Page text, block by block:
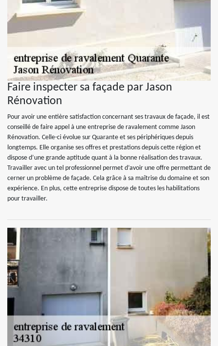
Faire inspecter sa façade par Jason
Rénovation
Pour avoir une entière satisfaction concernant ses travaux de façade, il est
conseillé de faire appel à une entreprise de ravalement comme Jason
Rénovation. Celle-ci évolue sur Quarante et ses périphériques depuis
longtemps. Elle organise ses offres et prestations depuis cette région et
dispose d’une grande aptitude quant à la bonne réalisation des travaux.
Travailler avec un tel professionnel permet d’avoir une offre permettant de
cerner un problème de façade. Cela grâce à sa maîtrise du domaine et son
expérience. En plus, cette entreprise dispose de toutes les habilitations
pour travailler.